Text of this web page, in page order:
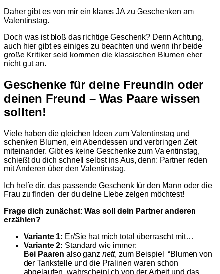
Daher gibt es von mir ein klares JA zu Geschenken am
Valentinstag.
Doch was ist bloß das richtige Geschenk? Denn Achtung,
auch hier gibt es einiges zu beachten und wenn ihr beide
große Kritiker seid kommen die klassischen Blumen eher
nicht gut an.
Geschenke für deine Freundin oder
deinen Freund – Was Paare wissen
sollten!
Viele haben die gleichen Ideen zum Valentinstag und
schenken Blumen, ein Abendessen und verbringen Zeit
miteinander. Gibt es keine Geschenke zum Valentinstag,
schießt du dich schnell selbst ins Aus, denn: Partner reden
mit Anderen über den Valentinstag.
Ich helfe dir, das passende Geschenk für den Mann oder die
Frau zu finden, der du deine Liebe zeigen möchtest!
Frage dich zunächst: Was soll dein Partner anderen
erzählen?
Variante 1: Er/Sie hat mich total überrascht mit…
Variante 2: Standard wie immer:
Bei Paaren also ganz nett, zum Beispiel: “Blumen von
der Tankstelle und die Pralinen waren schon
abgelaufen, wahrscheinlich von der Arbeit und das